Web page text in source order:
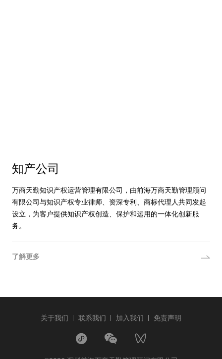
知产公司
万商天勤知识产权运营管理有限公司，由前海万商天勤管理顾问
有限公司与知识产权专业律师、资深专利、商标代理人共同发起
设立，为客户提供知识产权创造、保护和运用的一体化创新服
务。
了解更多
关于我们 联系我们 加入我们 免责声明